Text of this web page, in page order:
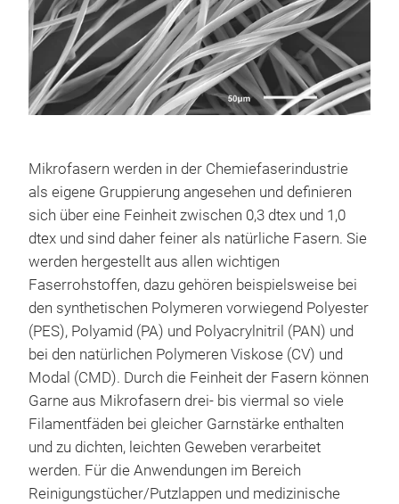
Mikrofasern werden in der Chemiefaserindustrie
als eigene Gruppierung angesehen und definieren
sich über eine Feinheit zwischen 0,3 dtex und 1,0
dtex und sind daher feiner als natürliche Fasern. Sie
werden hergestellt aus allen wichtigen
Faserrohstoffen, dazu gehören beispielsweise bei
den synthetischen Polymeren vorwiegend Polyester
(PES), Polyamid (PA) und Polyacrylnitril (PAN) und
bei den natürlichen Polymeren Viskose (CV) und
Modal (CMD). Durch die Feinheit der Fasern können
Garne aus Mikrofasern drei- bis viermal so viele
Filamentfäden bei gleicher Garnstärke enthalten
und zu dichten, leichten Geweben verarbeitet
werden. Für die Anwendungen im Bereich
Reinigungstücher/Putzlappen und medizinische